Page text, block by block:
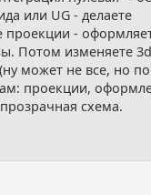
или UG - делаете
проекции -
Потом изменяете
может не все, но
проекции,
схема.